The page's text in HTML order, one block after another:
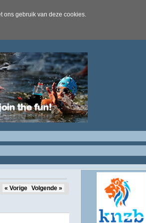
ons gebruik van deze cookies.
« Vorige Volgende »